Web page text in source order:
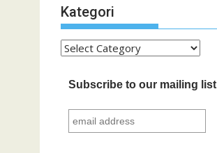
Kategori
Kategori
Subscribe to our mailing list